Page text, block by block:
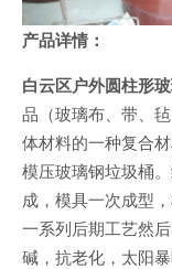
产品详情：
白云区户外圆柱形
品（玻璃布、带、
体材料的一种复合
模压玻璃钢垃圾桶
成，模具一次成型
一系列后期工艺然
碱，抗老化，太阳